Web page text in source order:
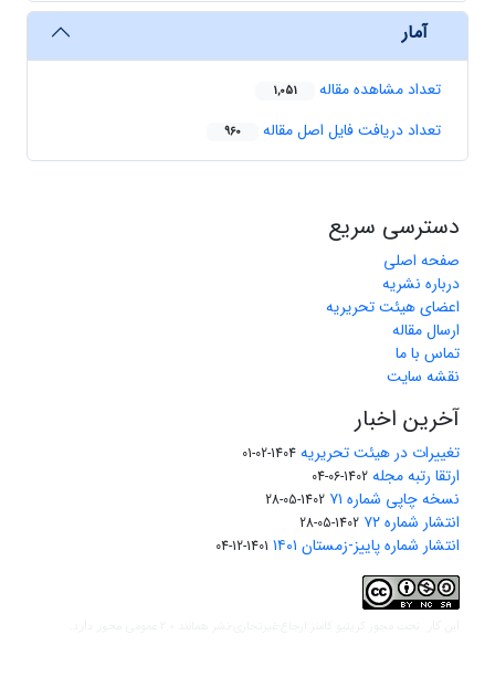
آمار
تعداد مشاهده مقاله 1,051
تعداد دریافت فایل اصل مقاله 960
دسترسی سریع
صفحه اصلی
درباره نشریه
اعضای هیئت تحریریه
ارسال مقاله
تماس با ما
نقشه سایت
آخرین اخبار
تغییرات در هیئت تحریریه 1404-02-01
ارتقا رتبه مجله 1402-06-04
نسخه چاپی شماره ۷۱ 1402-05-28
انتشار شماره ۷۲ 1402-05-28
انتشار شماره پاییز-زمستان ۱۴۰۱ 1401-12-04